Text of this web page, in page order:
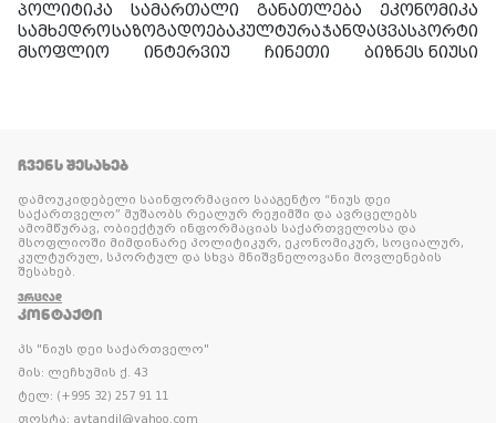
პოლიტიკა სამართალი განათლება
ეკონომიკა
სამხედროსაზოგადოებაკულტურაჯანდაცვასპორტი
მსოფლიო
ინტერვიუ ჩინეთი ბიზნეს ნიუსი
ᲩᲕᲔᲜᲡ ᲨᲔᲡᲐᲮᲔᲑ
დამოუკიდებელი საინფორმაციო სააგენტო “ნიუს დეი
საქართველო” მუშაობს რეალურ რეჟიმში და ავრცელებს
ამომწურავ, ობიექტურ ინფორმაციას საქართველოსა და
მსოფლიოში მიმდინარე პოლიტიკურ, ეკონომიკურ, სოციალურ,
კულტურულ, სპორტულ და სხვა მნიშვნელოვანი მოვლენების
შესახებ.
ᲕᲠᲪᲚᲐᲓ
ᲙᲝᲜᲢᲐᲥᲢᲘ
პს "ნიუს დეი საქართველო"
მის: ლეჩხუმის ქ. 43
ტელ: (+995 32) 257 91 11
ფოსტა: avtandil@yahoo.com